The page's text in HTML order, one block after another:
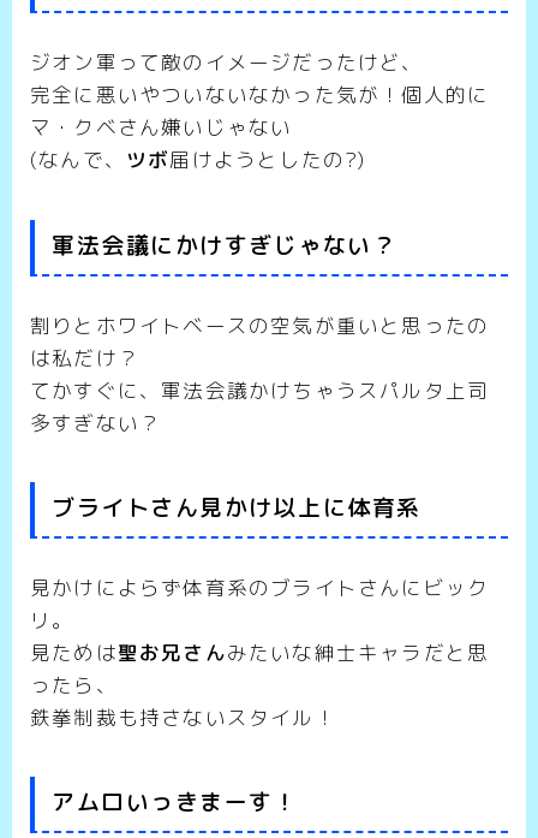
ジオン軍って敵のイメージだったけど、
完全に悪いやついないなかった気が！個人的に
マ・クベさん嫌いじゃない
(なんで、 ツボ届けようとしたの?)
軍法会議にかけすぎじゃない？
割りとホワイトベースの空気が重いと思ったの
は私だけ？
てかすぐに、軍法会議かけちゃうスパルタ上司
多すぎない？
ブライトさん見かけ以上に体育系
見かけによらず体育系のブライトさんにビック
リ。
見ためは聖お兄さんみたいな紳士キャラだと思
ったら、
鉄拳制裁も持さないスタイル！
アムロいっきまーす！